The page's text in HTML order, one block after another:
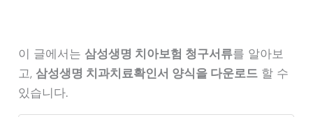
이 글에서는삼성생명 치아보험 청구서류를 알아보
고,삼성생명 치과치료확인서 양식을 다운로드 할 수
있습니다.